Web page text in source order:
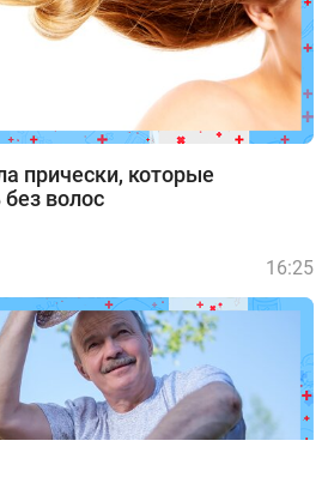
прически, которые
волос
16:25